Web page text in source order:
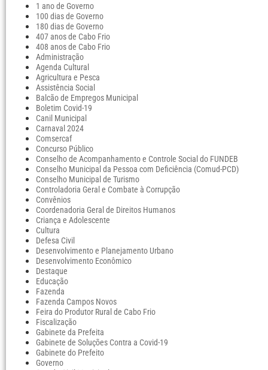
1 ano de Governo
100 dias de Governo
180 dias de Governo
407 anos de Cabo Frio
408 anos de Cabo Frio
Administração
Agenda Cultural
Agricultura e Pesca
Assistência Social
Balcão de Empregos Municipal
Boletim Covid-19
Canil Municipal
Carnaval 2024
Comsercaf
Concurso Público
Conselho de Acompanhamento e Controle Social do FUNDEB
Conselho Municipal da Pessoa com Deficiência (Comud-PCD)
Conselho Municipal de Turismo
Controladoria Geral e Combate à Corrupção
Convênios
Coordenadoria Geral de Direitos Humanos
Criança e Adolescente
Cultura
Defesa Civil
Desenvolvimento e Planejamento Urbano
Desenvolvimento Econômico
Destaque
Educação
Fazenda
Fazenda Campos Novos
Feira do Produtor Rural de Cabo Frio
Fiscalização
Gabinete da Prefeita
Gabinete de Soluções Contra a Covid-19
Gabinete do Prefeito
Governo